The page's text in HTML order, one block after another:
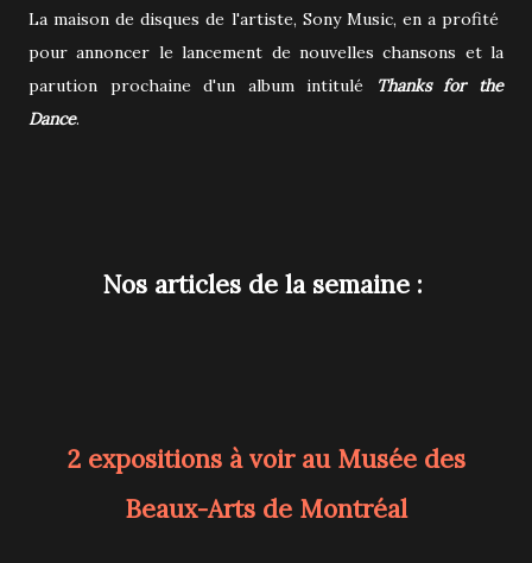
La maison de disques de l'artiste, Sony Music, en a profité
pour annoncer le lancement de nouvelles chansons et la
parution prochaine d'un album intitulé
Thanks for the
Dance.
Nos articles de la semaine :
2 expositions à voir au Musée des
Beaux-Arts de Montréal